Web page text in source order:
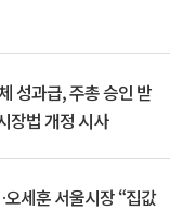
성과급, 주총 승인 받
장법 개정 시사
세훈 서울시장 “집값